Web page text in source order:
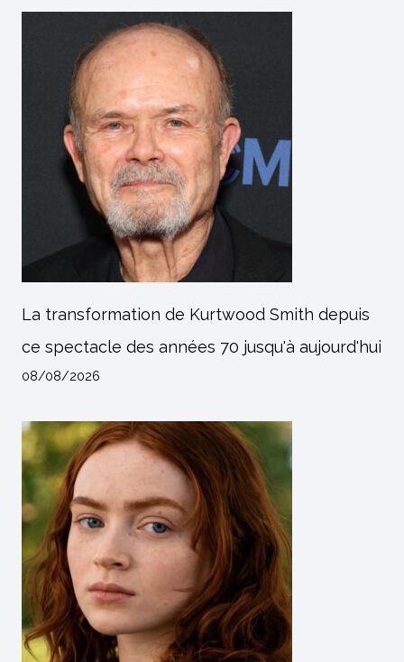
La transformation de Kurtwood Smith depuis
ce spectacle des années 70 jusqu'à aujourd'hui
08/08/2026